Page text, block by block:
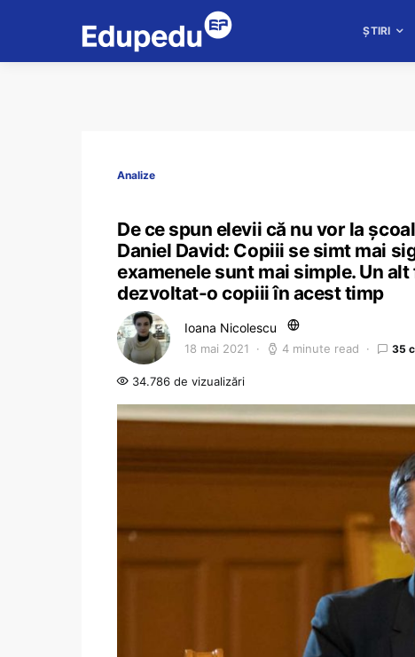
ȘTIRI
Analize
De ce spun elevii că nu vor la
Daniel David: Copiii se simt mai
examenele sunt mai simple. Un
dezvoltat-o copiii în acest timp
Ioana Nicolescu
18 mai 2021 4 minute read 35
34.786 de vizualizări